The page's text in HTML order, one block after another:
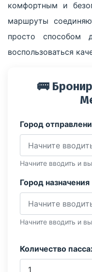
комфортным и
маршруты
просто способом
воспользоваться
🚌
Город
Начните вводить и
Город назначения
Начните вводить и
Количество